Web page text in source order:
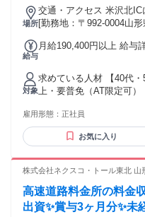
いいときは、 年2回の賞
場所
交通・アクセス 米沢北IC
[勤務地：〒992-0004山
給与
月給190,400円以上 給与詳
に一律で支払われる通勤
一律で支払われるその他
円 〜 ★職務手当を含んだ金額です 【以下は、別途支給しま
す】 ★通勤手当 ★扶養手当 →配
手当 ★深夜手当 【昇給】 年1回（令和6年度実績） 【賞与】
年2回（計3.2ヶ月分・令
対象
求めている人材 【40代
上・要普免（AT限定可） 【こんな人にオススメ！】 ・地元で
ど、シフト勤務の経験が
て、生活リズムを保ちな
で、落ち着いた対応がで
している人の特徴】 ◆40
で働きたい」「体力的に
もさまざまです。 未経験
雇用形態： 正社員
お気に入り
株式会社ネクスコ・トール東北 山
高速道路料金所の料金
出資✨賞与3ヶ月分✨未